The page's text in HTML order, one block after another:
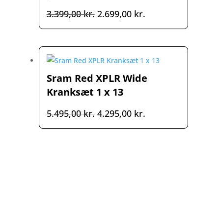
3.399,00kr. Den
oprindelige
3.399,00 kr..
2.699,00 kr.Den
aktuelle
2.699,00 kr..
Sram Red XPLR Wide
Kranksæt 1 x 13
5.495,00kr. Den
oprindelige
4.295,00 kr.Den
aktuelle